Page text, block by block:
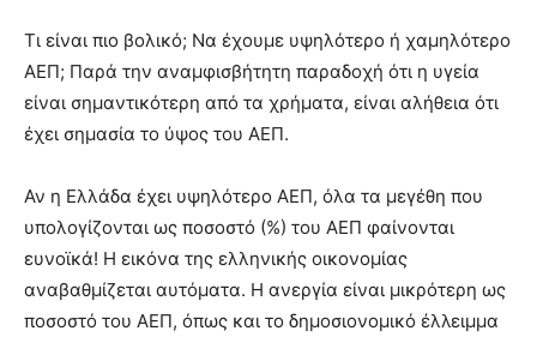
Τι είναι πιο βολικό; Να έχουμε υψηλότερο ή χαμηλότερο
ΑΕΠ; Παρά την αναμφισβήτητη παραδοχή ότι η υγεία
είναι σημαντικότερη από τα χρήματα, είναι αλήθεια ότι
έχει σημασία το ύψος του ΑΕΠ.
Αν η Ελλάδα έχει υψηλότερο ΑΕΠ, όλα τα μεγέθη που
υπολογίζονται ως ποσοστό (%) του ΑΕΠ φαίνονται
ευνοϊκά! Η εικόνα της ελληνικής οικονομίας
αναβαθμίζεται αυτόματα. Η ανεργία είναι μικρότερη ως
ποσοστό του ΑΕΠ, όπως και το δημοσιονομικό έλλειμμα